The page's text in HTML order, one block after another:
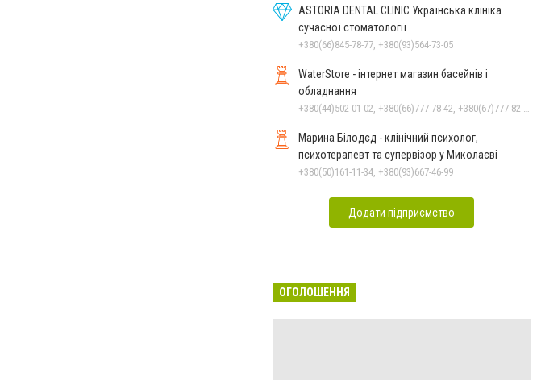
ASTORIA DENTAL CLINIC Українська клініка
сучасної стоматології
+380(66)845-78-77, +380(93)564-73-05
WaterStore - інтернет магазин басейнів і
обладнання
Марина Білодєд - клінічний психолог,
психотерапевт та супервізор у Миколаєві
+380(50)161-11-34, +380(93)667-46-99
Додати підприємство
ОГОЛОШЕННЯ